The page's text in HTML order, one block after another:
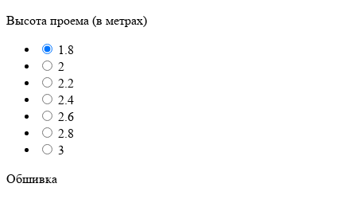
Высота проема (в метрах)
1.8
2
2.2
2.4
2.6
2.8
3
Обшивка